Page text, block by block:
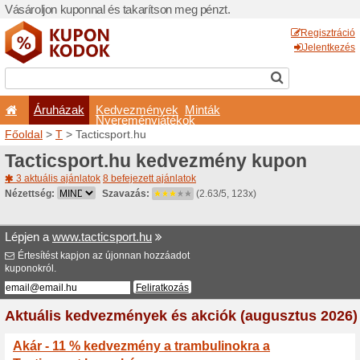
Vásároljon kuponnal és
Áruházak
Főoldal>T>